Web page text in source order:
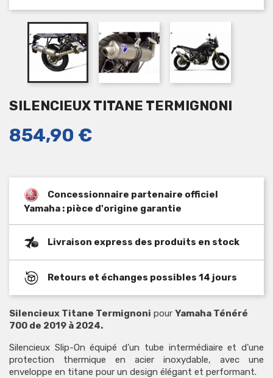
SILENCIEUX TITANE TERMIGNONI
854,90 €
Concessionnaire partenaire officiel
Yamaha : pièce d'origine garantie
Livraison express des produits en stock
Retours et échanges possibles 14 jours
Silencieux Titane Termignoni pour Yamaha Ténéré
700 de 2019 à 2024.
Silencieux Slip-On équipé d’un tube intermédiaire et d’une
protection thermique en acier inoxydable, avec une
enveloppe en titane pour un design élégant et performant.